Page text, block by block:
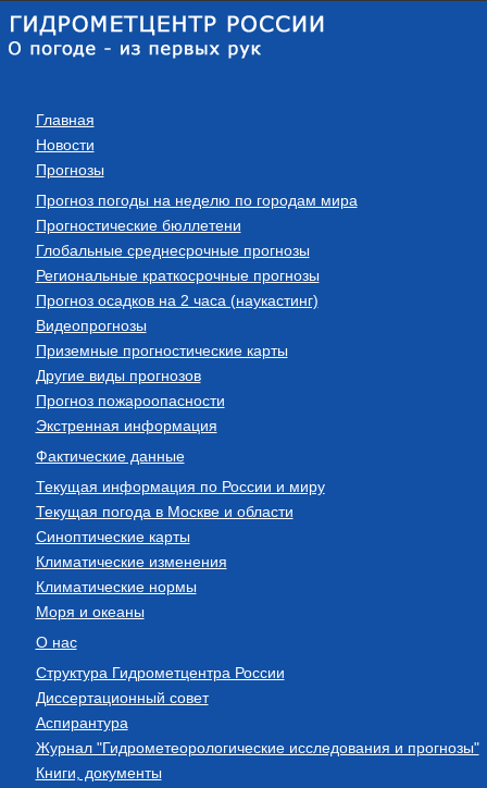
Главная
Новости
Прогнозы
Прогноз погоды на неделю по городам мира
Прогностические бюллетени
Глобальные среднесрочные прогнозы
Региональные краткосрочные прогнозы
Прогноз осадков на 2 часа (наукастинг)
Видеопрогнозы
Приземные прогностические карты
Другие виды прогнозов
Прогноз пожароопасности
Экстренная информация
Фактические данные
Текущая информация по России и миру
Текущая погода в Москве и области
Синоптические карты
Климатические изменения
Климатические нормы
Моря и океаны
О нас
Структура Гидрометцентра России
Диссертационный совет
Аспирантура
Журнал "Гидрометеорологические исследования и прогнозы"
Книги, документы